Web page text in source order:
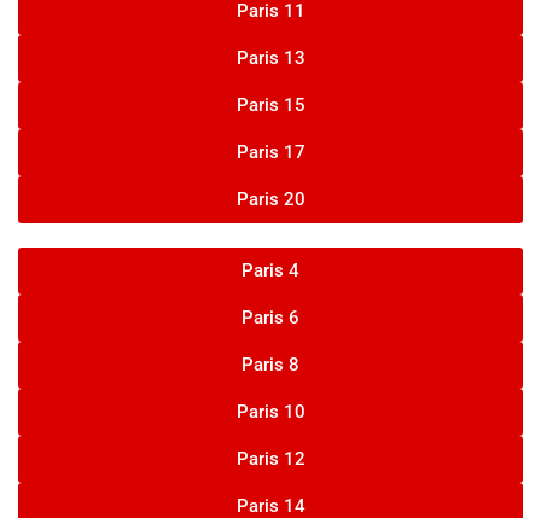
Paris 11
Paris 13
Paris 15
Paris 17
Paris 20
Paris 4
Paris 6
Paris 8
Paris 10
Paris 12
Paris 14